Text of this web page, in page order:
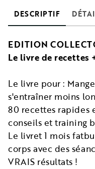
DESCRIPTIF
EDITION
Le livre de recettes
Le livre pour :
s'entraîner moins
80 recettes rapides
conseils et training
Le livret 1 mois
corps avec des
VRAIS résultats !